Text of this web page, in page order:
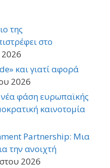
της
στο
και γιατί αφορά
2026
φάση ευρωπαϊκής
καινοτομία
Partnership: Μια
την ανοιχτή
2026